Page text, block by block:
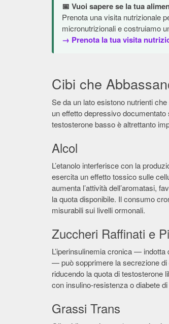
📅 Vuoi sapere se la tua
Prenota una visita nutrizionale
micronutrizionali e costruiamo
→ Prenota la tua visita
Cibi che
Se da un lato esistono nutrienti
un effetto depressivo
testosterone basso è altrettanto
Alcol
L’etanolo interferisce con la
esercita un effetto tossico sulle
aumenta l’attività dell’aromatasi,
la quota disponibile. Il consumo
misurabili sui livelli ormonali.
Zuccheri Raffinati e
L’iperinsulinemia cronica —
— può sopprimere la secrezione di
riducendo la quota di testosterone
con insulino-resistenza o diabete
Grassi Trans